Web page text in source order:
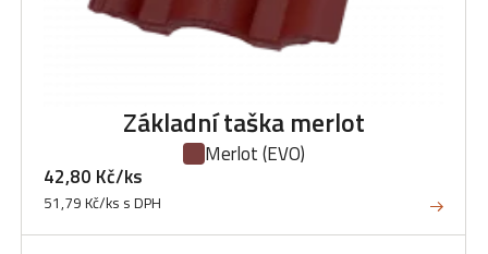
Základní taška merlot
Merlot(EVO)
42,80 Kč/ks
51,79 Kč/ks s DPH